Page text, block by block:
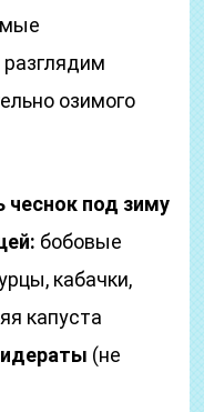
озимого
чеснок под зиму
бобовые
кабачки,
капуста
(не